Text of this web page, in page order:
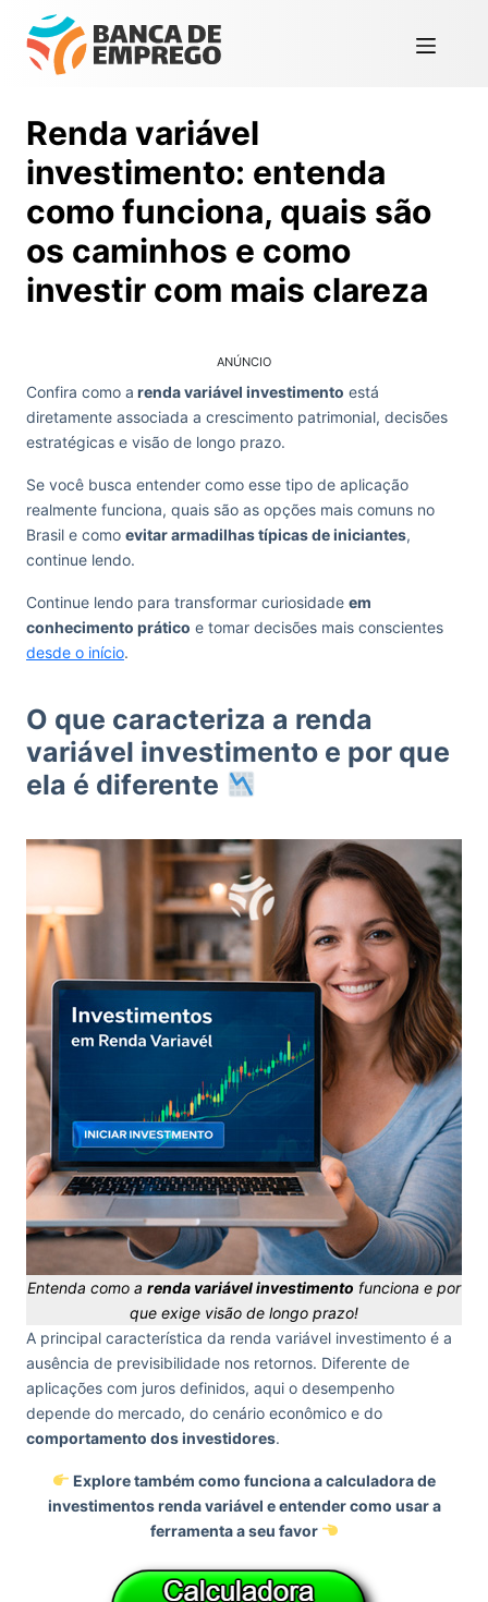
Renda variável
investimento: entenda
como funciona, quais são
os caminhos e como
investir com mais clareza
ANÚNCIO
Confira como a renda variável investimento está
diretamente associada a crescimento patrimonial, decisões
estratégicas e visão de longo prazo.
Se você busca entender como esse tipo de aplicação
realmente funciona, quais são as opções mais comuns no
Brasil e como evitar armadilhas típicas de iniciantes,
continue lendo.
Continue lendo para transformar curiosidade em
conhecimento prático e tomar decisões mais conscientes
desde o início.
O que caracteriza a renda
variável investimento e por que
ela é diferente
Entenda como a renda variável investimento funciona e por
que exige visão de longo prazo!
A principal característica da renda variável investimento é a
ausência de previsibilidade nos retornos. Diferente de
aplicações com juros definidos, aqui o desempenho
depende do mercado, do cenário econômico e do
comportamento dos investidores.
Explore também como funciona acalculadora de
investimentos renda variável e entendercomo usar a
ferramenta a seu favor